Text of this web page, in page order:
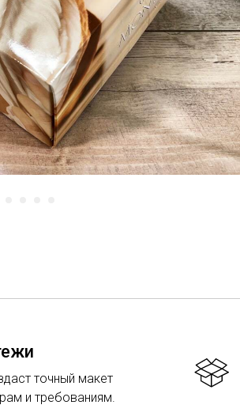
точный макет
и требованиям.